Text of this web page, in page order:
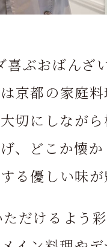
ぶおばんざ
京都の家庭
切にしなが
、どこか懐
る優しい味
だけるよう